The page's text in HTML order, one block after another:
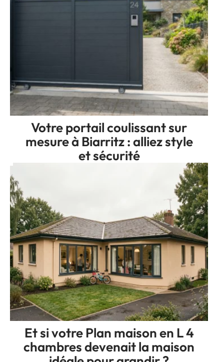
Votre portail coulissant sur
mesure à Biarritz : alliez style
et sécurité
Et si votre Plan maison en L 4
chambres devenait la maison